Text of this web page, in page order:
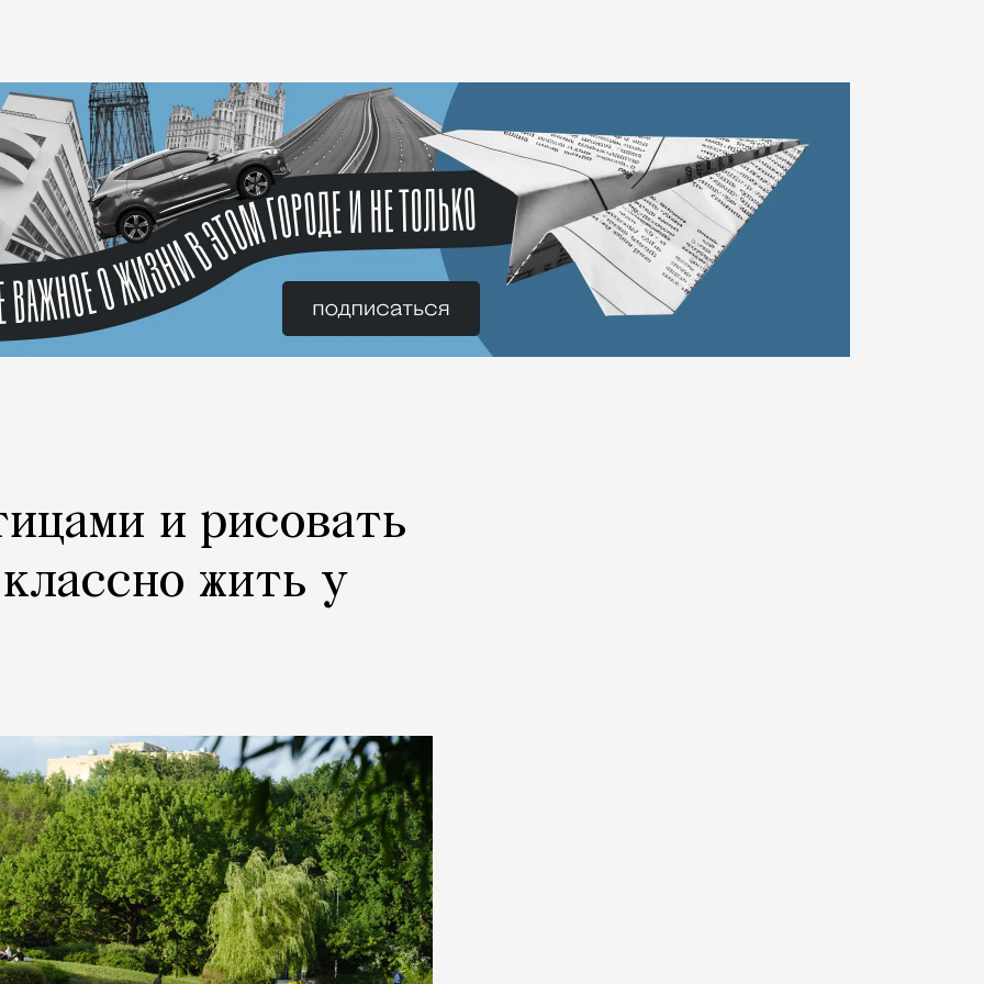
и рисовать
жить у